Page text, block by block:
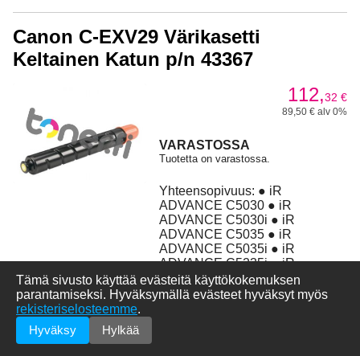
Canon C-EXV29 Värikasetti
Keltainen Katun p/n 43367
112,32 €
89,50 € alv 0%
VARASTOSSA
Tuotetta on varastossa.
Yhteensopivuus: ● iR
ADVANCE C5030 ● iR
ADVANCE C5030i ● iR
ADVANCE C5035 ● iR
ADVANCE C5035i ● iR
ADVANCE C5235i ● iR
ADVANCE C5240i
Lisää ostoskoriin
Tämä sivusto käyttää evästeitä käyttökokemuksen
parantamiseksi. Hyväksymällä evästeet hyväksyt myös
rekisteriselosteemme.
Hyväksy
Hylkää